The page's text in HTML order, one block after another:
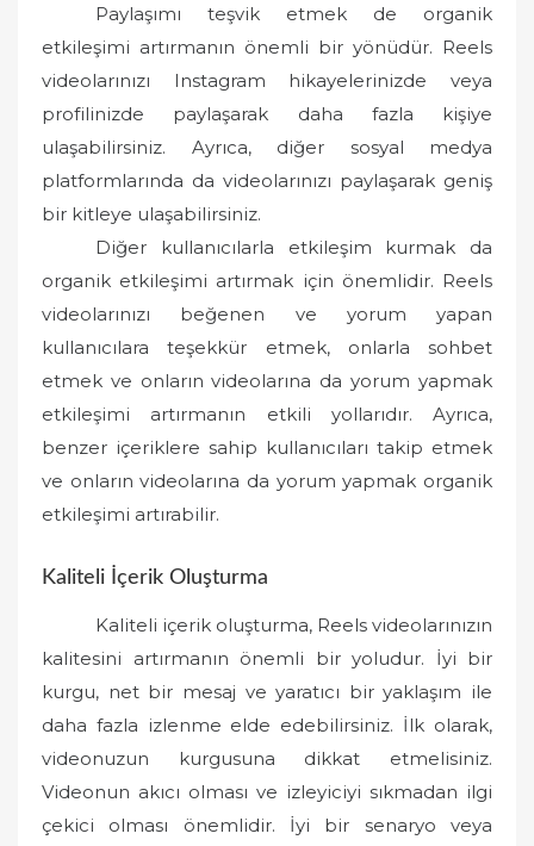
Paylaşımı teşvik etmek de organik
etkileşimi artırmanın önemli bir yönüdür. Reels
videolarınızı Instagram hikayelerinizde veya
profilinizde paylaşarak daha fazla kişiye
ulaşabilirsiniz. Ayrıca, diğer sosyal medya
platformlarında da videolarınızı paylaşarak geniş
bir kitleye ulaşabilirsiniz.
Diğer kullanıcılarla etkileşim kurmak da
organik etkileşimi artırmak için önemlidir. Reels
videolarınızı beğenen ve yorum yapan
kullanıcılara teşekkür etmek, onlarla sohbet
etmek ve onların videolarına da yorum yapmak
etkileşimi artırmanın etkili yollarıdır. Ayrıca,
benzer içeriklere sahip kullanıcıları takip etmek
ve onların videolarına da yorum yapmak organik
etkileşimi artırabilir.
Kaliteli İçerik Oluşturma
Kaliteli içerik oluşturma, Reels videolarınızın
kalitesini artırmanın önemli bir yoludur. İyi bir
kurgu, net bir mesaj ve yaratıcı bir yaklaşım ile
daha fazla izlenme elde edebilirsiniz. İlk olarak,
videonuzun kurgusuna dikkat etmelisiniz.
Videonun akıcı olması ve izleyiciyi sıkmadan ilgi
çekici olması önemlidir. İyi bir senaryo veya